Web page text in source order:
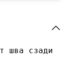
шва сзади